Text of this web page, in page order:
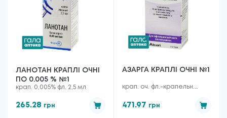
ЛАНОТАН КРАПЛІ ОЧНІ
ПО 0.005 % №1
крап. 0,005% фл. 2,5 мл
265.28 грн
АЗАРГА КРАПЛІ ОЧНІ №1
крап. оч. фл.-крапельн.
471.97 грн